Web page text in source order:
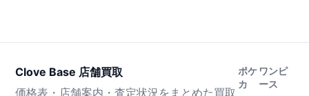
Clove Base 店舗買取
価格表・店舗案内・査定状況をまとめた買取
ポケ
カ
ワンピ
ース